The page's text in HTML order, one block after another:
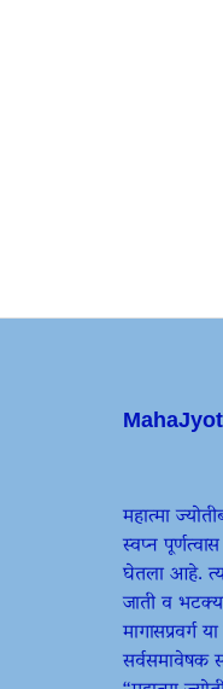
महात्मा
स्वप्न
घेतला आहे.
जाती व
मागासप्रवर्ग
सर्वसमावेषक